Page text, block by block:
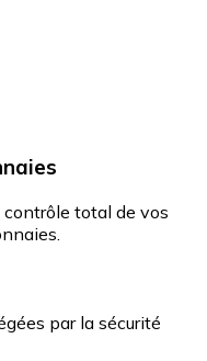
total de vos
par la sécurité